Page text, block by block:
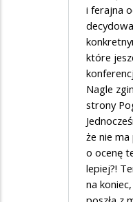
i ferajna
które
Nagle
strony
że nie
o ocenę
lepiej?!
na